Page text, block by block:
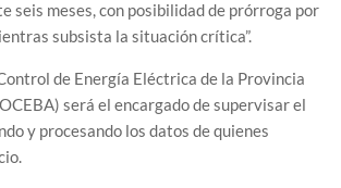
seis meses, con posibilidad de prórroga por
subsista la situación crítica”.
de Energía Eléctrica de la Provincia
será el encargado de supervisar el
y procesando los datos de quienes